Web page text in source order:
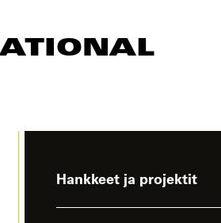
Hankkeet ja projektit-